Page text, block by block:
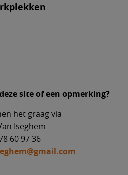
site of een opmerking?
het graag via
Iseghem
60 97 36